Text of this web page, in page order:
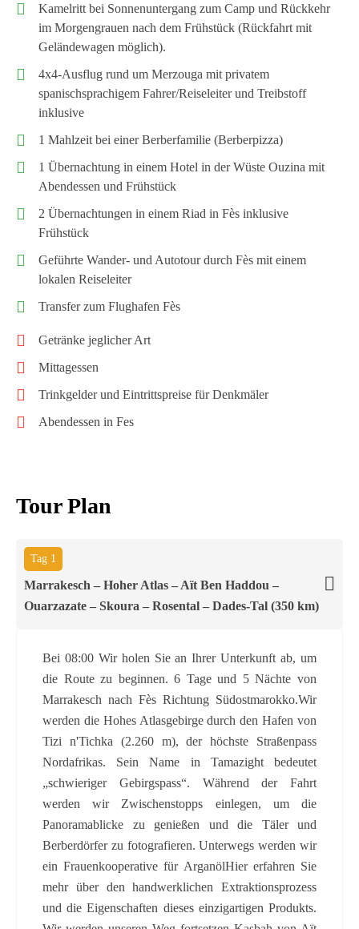
Kamelritt bei Sonnenuntergang zum Camp und Rückkehr
im Morgengrauen nach dem Frühstück (Rückfahrt mit
Geländewagen möglich).
4x4-Ausflug rund um Merzouga mit privatem
spanischsprachigem Fahrer/Reiseleiter und Treibstoff
inklusive
1 Mahlzeit bei einer Berberfamilie (Berberpizza)
1 Übernachtung in einem Hotel in der Wüste Ouzina mit
Abendessen und Frühstück
2 Übernachtungen in einem Riad in Fès inklusive
Frühstück
Geführte Wander- und Autotour durch Fès mit einem
lokalen Reiseleiter
Transfer zum Flughafen Fès
Getränke jeglicher Art
Mittagessen
Trinkgelder und Eintrittspreise für Denkmäler
Abendessen in Fes
Tour Plan
Tag 1
Marrakesch – Hoher Atlas – Aït Ben Haddou –
Ouarzazate – Skoura – Rosental – Dades-Tal (350 km)
Bei 08:00 Wir holen Sie an Ihrer Unterkunft ab, um
die Route zu beginnen. 6 Tage und 5 Nächte von
Marrakesch nach Fès Richtung Südostmarokko.Wir
werden die Hohes Atlasgebirge durch den Hafen von
Tizi n'Tichka (2.260 m), der höchste Straßenpass
Nordafrikas. Sein Name in Tamazight bedeutet
„schwieriger Gebirgspass“. Während der Fahrt
werden wir Zwischenstopps einlegen, um die
Panoramablicke zu genießen und die Täler und
Berberdörfer zu fotografieren. Unterwegs werden wir
ein Frauenkooperative für ArganölHier erfahren Sie
mehr über den handwerklichen Extraktionsprozess
und die Eigenschaften dieses einzigartigen Produkts.